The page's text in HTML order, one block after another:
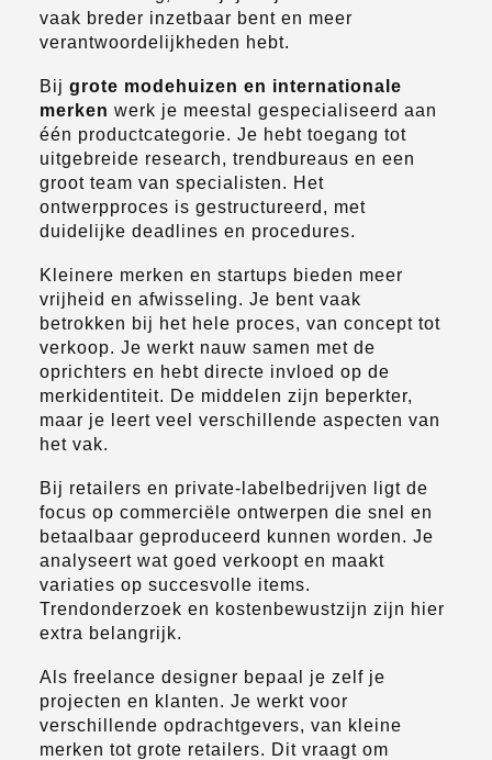
vaak breder inzetbaar bent en meer
verantwoordelijkheden hebt.
Bij grote modehuizen en internationale
merken werk je meestal gespecialiseerd aan
één productcategorie. Je hebt toegang tot
uitgebreide research, trendbureaus en een
groot team van specialisten. Het
ontwerpproces is gestructureerd, met
duidelijke deadlines en procedures.
Kleinere merken en startups bieden meer
vrijheid en afwisseling. Je bent vaak
betrokken bij het hele proces, van concept tot
verkoop. Je werkt nauw samen met de
oprichters en hebt directe invloed op de
merkidentiteit. De middelen zijn beperkter,
maar je leert veel verschillende aspecten van
het vak.
Bij retailers en private-labelbedrijven ligt de
focus op commerciële ontwerpen die snel en
betaalbaar geproduceerd kunnen worden. Je
analyseert wat goed verkoopt en maakt
variaties op succesvolle items.
Trendonderzoek en kostenbewustzijn zijn hier
extra belangrijk.
Als freelance designer bepaal je zelf je
projecten en klanten. Je werkt voor
verschillende opdrachtgevers, van kleine
merken tot grote retailers. Dit vraagt om